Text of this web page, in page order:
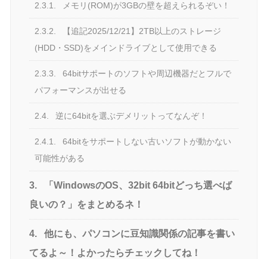
2.3.1. メモリ(ROM)が3GBの壁を超えられるぞい！
2.3.2.
【追記2025/12/21】2TB以上のストレージ
(HDD・SSD)をメインドライブとして使用できる
2.3.3.
64bitサポートのソフトや周辺機器だとフルで
パフォーマンスが出せる
2.4. 逆に64bitを選ぶデメリットってなんぞ！
2.4.1.
64bitをサポートしない古いソフトが動かない
可能性がある
3.
「WindowsのOS、32bit 64bitどっち選べば
良いの？」をまとめるネ！
4.
他にも、パソコンに豆知識関係の記事を書い
てるよ～！よかったらチェックしてね！